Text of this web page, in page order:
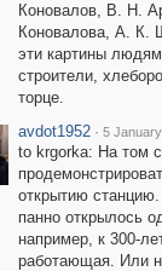
Коновалов, В. Н.
Коновалова, А. К.
эти картины
строители,
торце.
avdot1952 · 5
to krgorka: На том
открытию
панно открылось
например, к 300-
работающая. Или